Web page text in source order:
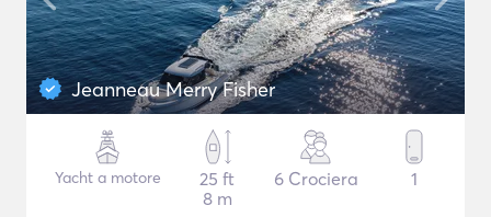
Jeanneau Merry Fisher
Yacht a motore
25 ft
8 m
6 Crociera 1